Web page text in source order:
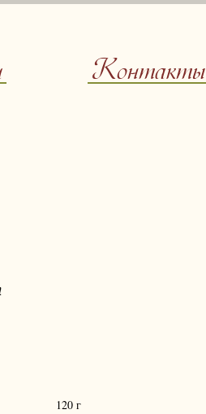
Контакты
120 г